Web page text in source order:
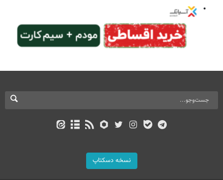
نسخه دسکتاپ